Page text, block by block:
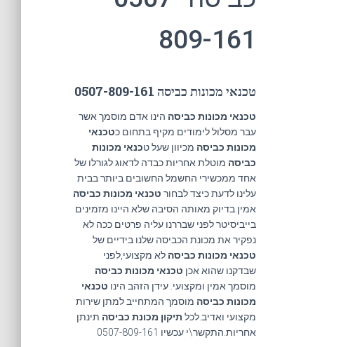
809-161
טכנאי מכונות כביסה 0507-809-161
טכנאי מכונות כביסה הינו אדם מוסמך אשר
עבר מסלול לימודים מקיף בתחום כטכנאי
מכונות כביסה מכיוון שעל טכנאי מכונות
כביסה מוטלת אחריות כבדה לדאוג לגורלו של
אחד ממכשירי החשמל החשובים ביותר בבית
עלינו לדעת כיצד לבחור טכנאי מכונות כביסה
אמין.בדיוק מאותה הסיבה שלא היינו מזמינים
בייביסיטר לפני שבררנו עליה פרטים ככה לא
נפקיר את מכונת הכביסה שלנו בידיים של
טכנאי מכונות כביסה לא מקצועי,לפני
שבדקנו שהוא אכן טכנאי מכונות כביסה
מוסמך אמין ומקצועי. עידן הזהב הינו טכנאי
מכונות כביסה מוסמך המתחייב למתן שירות
מקצועי ואדיב.לכל תיקון מכונת כביסה תינתן
אחריות.התקשר\י עכשיו 0507-809-161